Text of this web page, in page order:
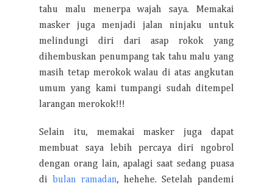
tahu malu menerpa wajah saya. Memakai
masker juga menjadi jalan ninjaku untuk
melindungi diri dari asap rokok yang
dihembuskan penumpang tak tahu malu yang
masih tetap merokok walau di atas angkutan
umum yang kami tumpangi sudah ditempel
larangan merokok!!!
Selain itu, memakai masker juga dapat
membuat saya lebih percaya diri ngobrol
dengan orang lain, apalagi saat sedang puasa
di
bulan ramadan, hehehe. Setelah pandemi